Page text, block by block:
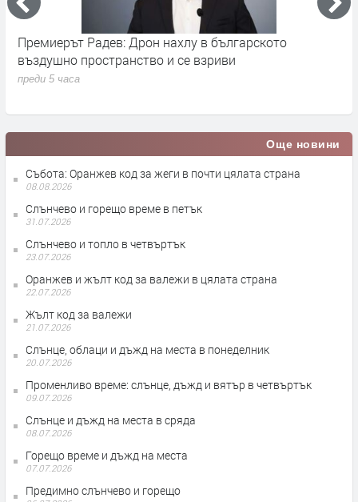
Премиерът Радев: Дрон нахлу в българското
въздушно пространство и се взриви
преди 5 часа
Още новини
Събота: Оранжев код за жеги в почти цялата страна
08.08.2026
Слънчево и горещо време в петък
31.07.2026
Слънчево и топло в четвъртък
23.07.2026
Оранжев и жълт код за валежи в цялата страна
22.07.2026
Жълт код за валежи
21.07.2026
Слънце, облаци и дъжд на места в понеделник
20.07.2026
Променливо време: слънце, дъжд и вятър в четвъртък
09.07.2026
Слънце и дъжд на места в сряда
08.07.2026
Горещо време и дъжд на места
07.07.2026
Предимно слънчево и горещо